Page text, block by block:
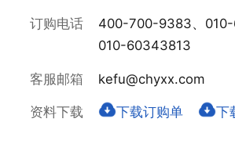
订购电话
400-700-9383、010-
010-60343813
客服邮箱 kefu@chyxx.com
资料下载 下载订购单 下